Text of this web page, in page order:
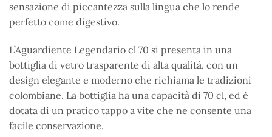
sensazione di piccantezza sulla lingua che lo rende
perfetto come digestivo.
L’Aguardiente Legendario cl 70 si presenta in una
bottiglia di vetro trasparente di alta qualità, con un
design elegante e moderno che richiama le tradizioni
colombiane. La bottiglia ha una capacità di 70 cl, ed è
dotata di un pratico tappo a vite che ne consente una
facile conservazione.